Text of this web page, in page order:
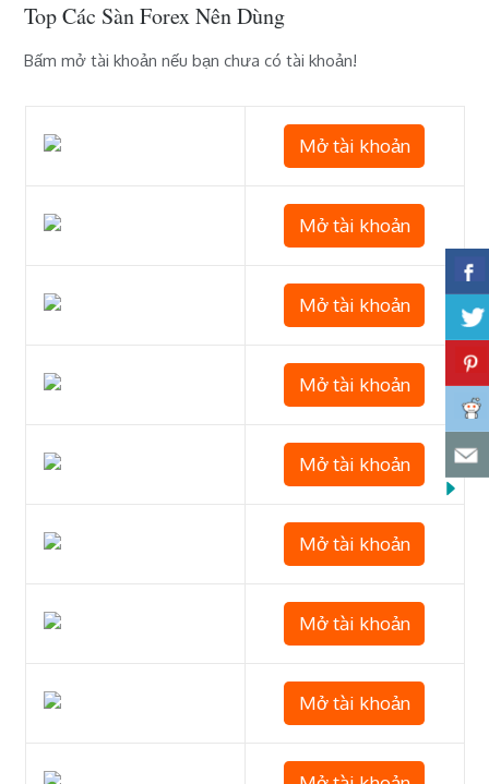
Top Các Sàn Forex Nên Dùng
Bấm mở tài khoản nếu bạn chưa có tài khoản!
Mở tài khoản
Mở tài khoản
Mở tài khoản
Mở tài khoản
Mở tài khoản
Mở tài khoản
Mở tài khoản
Mở tài khoản